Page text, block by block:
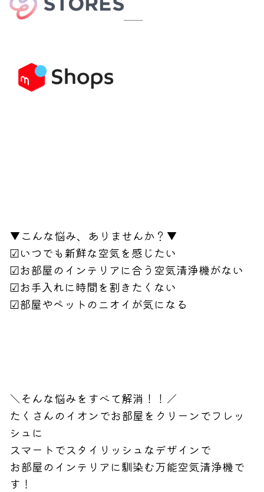
▼こんな悩み、ありませんか？▼
☑いつでも新鮮な空気を感じたい
☑お部屋のインテリアに合う空気清浄機がない
☑お手入れに時間を割きたくない
☑部屋やペットのニオイが気になる
＼そんな悩みをすべて解消！！／
たくさんのイオンでお部屋をクリーンでフレッ
シュに
スマートでスタイリッシュなデザインで
お部屋のインテリアに馴染む万能空気清浄機で
す！